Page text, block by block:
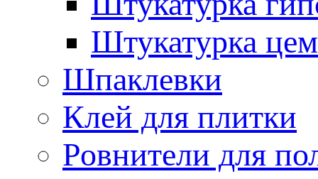
Штукатурка
Шпаклевки
Клей для плитки
Ровнители для